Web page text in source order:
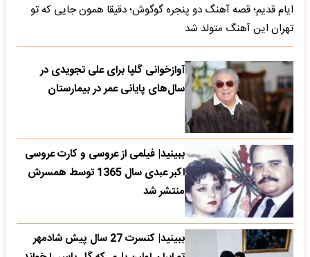
ایام قدیم؛ قصه آهنگ دو پنجره گوگوش؛ دقیقا همون جایی که تو
تهران این آهنگ متولد شد
آوازخوانی گلپا برای علی تجویدی در
سال‌های پایانی عمر در بیمارستان
ببینید| فیلمی از عروسی و کارت عروسی
اکبر عبدی سال 1365 توسط همسرش
منتشر شد
ببینید| کنسرت 27 سال پیش شادمهر